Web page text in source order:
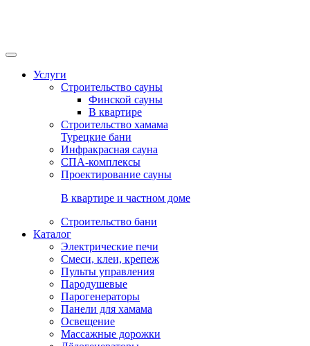
Услуги
Строительство сауны
Финской сауны
В квартире
Строительство хамама
Турецкие бани
Инфракрасная сауна
СПА-комплексы
Проектирование сауны
В квартире и частном доме
Строительство бани
Каталог
Электрические печи
Смеси, клеи, крепеж
Пульты управления
Пародушевые
Парогенераторы
Панели для хамама
Освещение
Массажные дорожки